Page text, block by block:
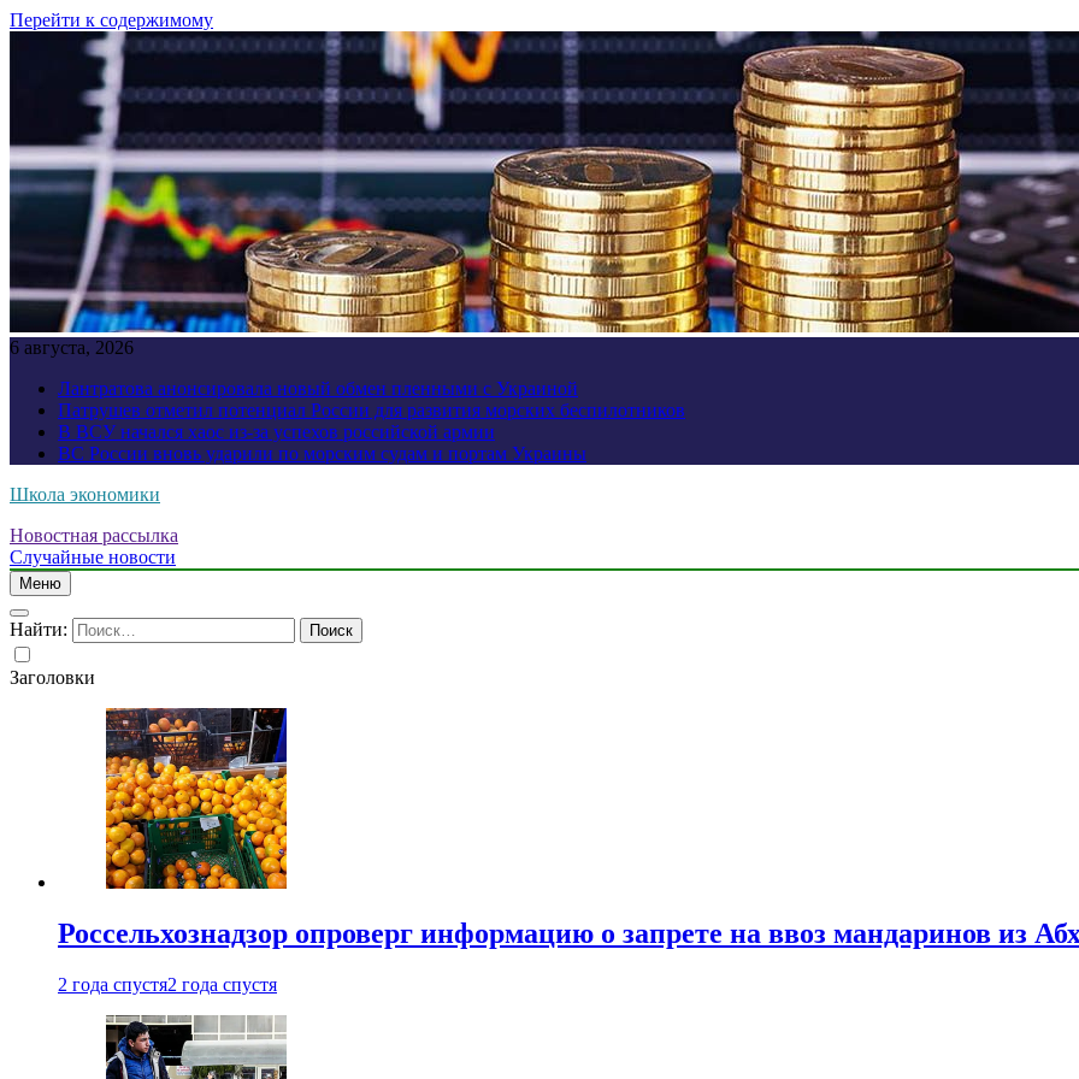
Перейти к содержимому
6 августа, 2026
Лантратова анонсировала новый обмен пленными с Украиной
Патрушев отметил потенциал России для развития морских беспилотников
В ВСУ начался хаос из-за успехов российской армии
ВС России вновь ударили по морским судам и портам Украины
Школа экономики
Новостная рассылка
Случайные новости
Меню
Найти:
Заголовки
Россельхознадзор опроверг информацию о запрете на ввоз мандаринов из
2 года спустя2 года спустя